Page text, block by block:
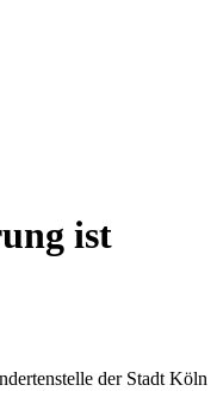
ist